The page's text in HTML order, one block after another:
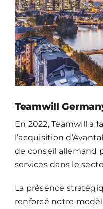
Teamwill
En 2022, Teamwill a
l’acquisition
de conseil allemand
services dans le
La présence
renforcé notre